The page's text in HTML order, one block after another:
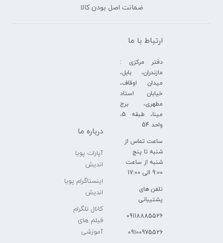
ﺿﻤﺎﻧﺖ اﺻﻞ ﺑﻮدن ﮐﺎﻟﺎ
ارتباط با ما
دفتر مرکزی :
مازندران، بابل،
میدان اوقاف،
خیابان استاد
مطهری، برج
مینا، طبقه 5،
واحد 54
ساعت تماس از
شنبه تا پنج
شنبه از ساعت
9:00 الی 17:00
تلفن های
پشتیبانی
09118885526
09100975526
درباره ما
آپارات پویا
اندیش
اینستاگرام پویا
اندیش
کانال تلگرام
فیلم های
آموزشی